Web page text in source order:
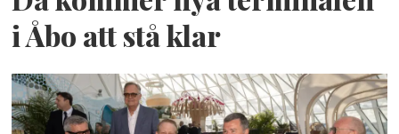
i Åbo att stå klar